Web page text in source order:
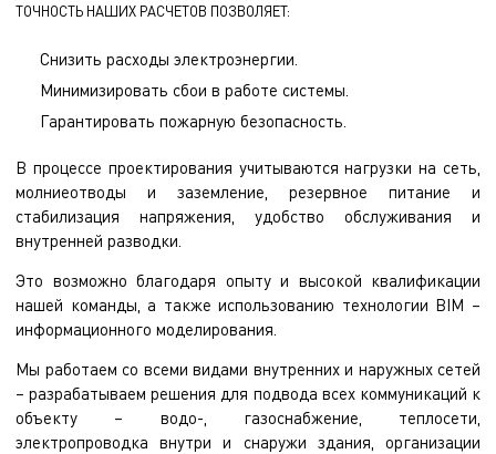
ТОЧНОСТЬ НАШИХ РАСЧЕТОВ ПОЗВОЛЯЕТ:
Снизить расходы электроэнергии.
Минимизировать сбои в работе системы.
Гарантировать пожарную безопасность.
В процессе проектирования учитываются нагрузки на сеть,
молниеотводы и заземление, резервное питание и
стабилизация напряжения, удобство обслуживания и
внутренней разводки.
Это возможно благодаря опыту и высокой квалификации
нашей команды, а также использованию технологии BIM –
информационного моделирования.
Мы работаем со всеми видами внутренних и наружных сетей
– разрабатываем решения для подвода всех коммуникаций к
объекту – водо-, газоснабжение, теплосети,
электропроводка внутри и снаружи здания, организации